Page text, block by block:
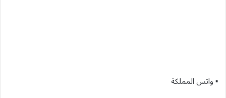
▪︎ واتس المملكة